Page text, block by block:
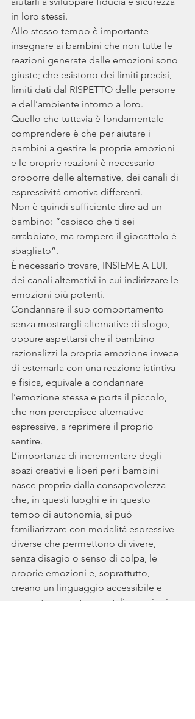
in loro stessi.
Allo stesso tempo è importante
insegnare ai bambini che non tutte le
reazioni generate dalle emozioni sono
giuste; che esistono dei limiti precisi,
limiti dati dal RISPETTO delle persone
e dell’ambiente intorno a loro.
Quello che tuttavia è fondamentale
comprendere è che per aiutare i
bambini a gestire le proprie emozioni
e le proprie reazioni è necessario
proporre delle alternative, dei canali di
espressività emotiva differenti.
Non è quindi sufficiente dire ad un
bambino: “capisco che ti sei
arrabbiato, ma rompere il giocattolo è
sbagliato”.
È necessario trovare, INSIEME A LUI,
dei canali alternativi in cui indirizzare le
emozioni più potenti.
Condannare il suo comportamento
senza mostrargli alternative di sfogo,
oppure aspettarsi che il bambino
razionalizzi la propria emozione invece
di esternarla con una reazione istintiva
e fisica, equivale a condannare
l’emozione stessa e porta il piccolo,
che non percepisce alternative
espressive, a reprimere il proprio
sentire.
L’importanza di incrementare degli
spazi creativi e liberi per i bambini
nasce proprio dalla consapevolezza
che, in questi luoghi e in questo
tempo di autonomia, si può
familiarizzare con modalità espressive
diverse che permettono di vivere,
senza disagio o senso di colpa, le
proprie emozioni e, soprattutto,
creano un linguaggio accessibile e
concreto per esternare tali emozioni.